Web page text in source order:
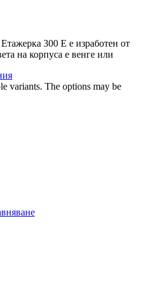
300 Е е изработен от
на корпуса е венге или
variants. The options may be